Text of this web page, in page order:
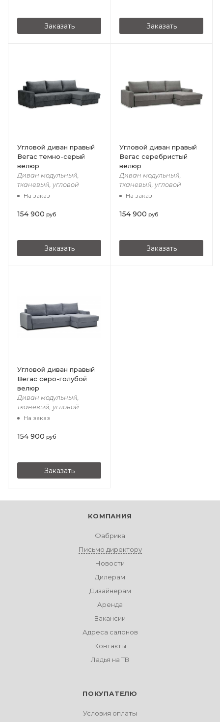
Заказать Заказать
Угловой диван правый
Вегас темно-серый
велюр
Диван модульный,
тканевый, угловой
На заказ
154 900 руб
Заказать
Угловой диван правый
Вегас серебристый
велюр
Диван модульный,
тканевый, угловой
На заказ
154 900 руб
Заказать
Угловой диван правый
Вегас cеро-голубой
велюр
Диван модульный,
тканевый, угловой
На заказ
154 900 руб
Заказать
КОМПАНИЯ
Фабрика
Письмо директору
Новости
Дилерам
Дизайнерам
Аренда
Вакансии
Адреса салонов
Контакты
Ладья на ТВ
ПОКУПАТЕЛЮ
Условия оплаты